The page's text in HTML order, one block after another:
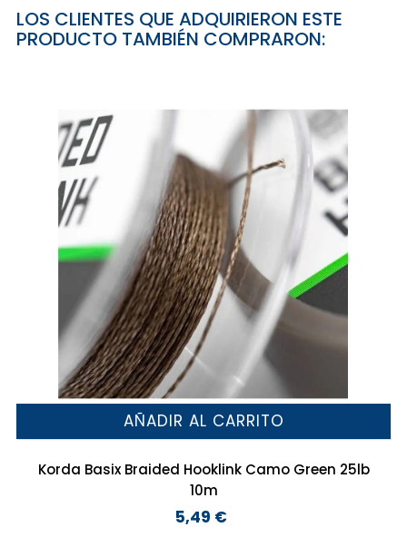
LOS CLIENTES QUE ADQUIRIERON ESTE
PRODUCTO TAMBIÉN COMPRARON:
AÑADIR AL CARRITO
Korda Basix Braided Hooklink Camo Green 25lb
10m
Precio
5,49 €